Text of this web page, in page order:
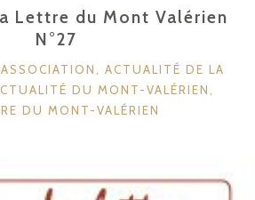
Lettre du Mont Valérien
N°27
, ACTUALITÉ DE LA
DU MONT-VALÉRIEN,
DU MONT-VALÉRIEN